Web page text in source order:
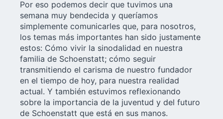
Por eso podemos decir que tuvimos una
semana muy bendecida y queríamos
simplemente comunicarles que, para nosotros,
los temas más importantes han sido justamente
estos: Cómo vivir la sinodalidad en nuestra
familia de Schoenstatt; cómo seguir
transmitiendo el carisma de nuestro fundador
en el tiempo de hoy, para nuestra realidad
actual. Y también estuvimos reflexionando
sobre la importancia de la juventud y del futuro
de Schoenstatt que está en sus manos.